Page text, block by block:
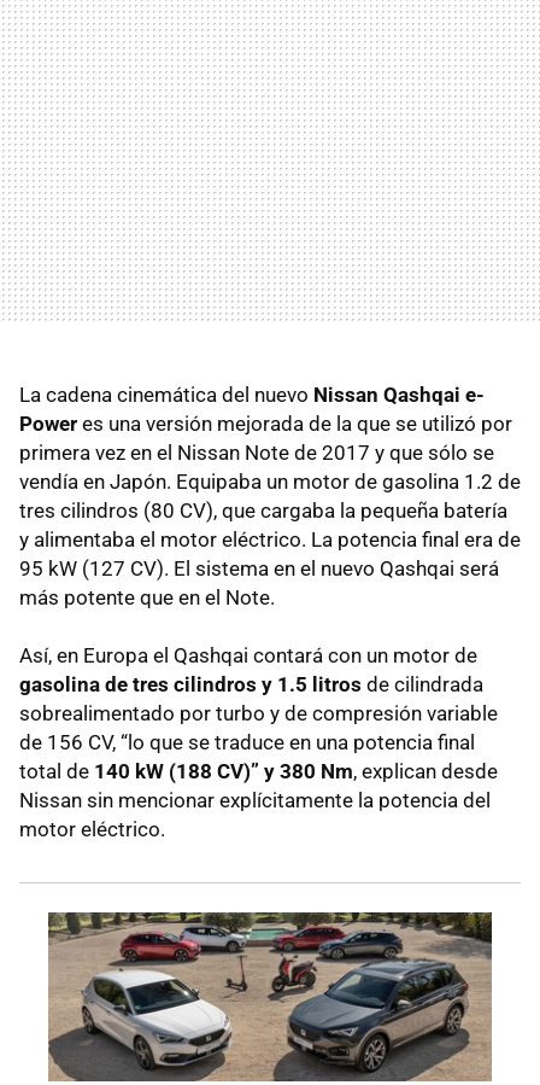
La cadena cinemática del nuevo Nissan Qashqai e-
Power es una versión mejorada de la que se utilizó por
primera vez en el Nissan Note de 2017 y que sólo se
vendía en Japón. Equipaba un motor de gasolina 1.2 de
tres cilindros (80 CV), que cargaba la pequeña batería
y alimentaba el motor eléctrico. La potencia final era de
95 kW (127 CV). El sistema en el nuevo Qashqai será
más potente que en el Note.
Así, en Europa el Qashqai contará con un motor de
gasolina de tres cilindros y 1.5 litros de cilindrada
sobrealimentado por turbo y de compresión variable
de 156 CV, “lo que se traduce en una potencia final
total de 140 kW (188 CV)” y 380 Nm, explican desde
Nissan sin mencionar explícitamente la potencia del
motor eléctrico.